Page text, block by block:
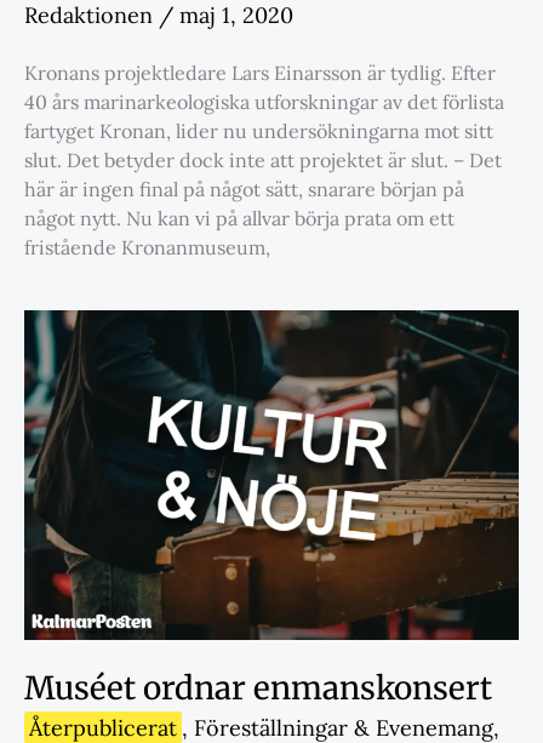
Redaktionen / maj 1, 2020
Kronans projektledare Lars Einarsson är tydlig. Efter
40 års marinarkeologiska utforskningar av det förlista
fartyget Kronan, lider nu undersökningarna mot sitt
slut. Det betyder dock inte att projektet är slut. – Det
här är ingen final på något sätt, snarare början på
något nytt. Nu kan vi på allvar börja prata om ett
fristående Kronanmuseum,
Muséet ordnar enmanskonsert
Återpublicerat , Föreställningar & Evenemang,